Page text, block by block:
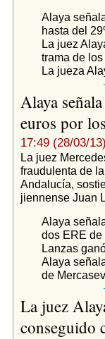
Alaya
hasta del
La juez
trama de
La jueza
Alaya
euros por
17:49 (28/03/13)
La juez
fraudulenta de
Andalucía,
jiennense Juan
Alaya
dos ERE
Lanzas
Alaya
de
La juez
conseguido